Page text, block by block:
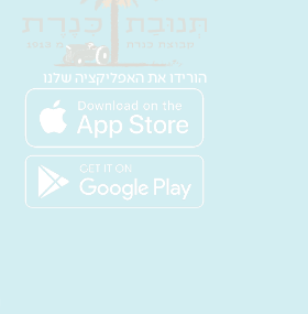
הורידו את האפליקציה שלנו